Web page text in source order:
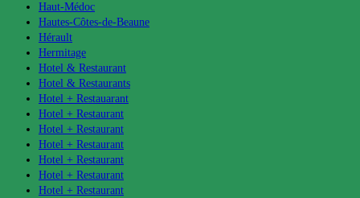
Haut-Médoc
Hautes-Côtes-de-Beaune
Hérault
Hermitage
Hotel & Restaurant
Hotel & Restaurants
Hotel + Restauarant
Hotel + Restaurant
Hotel + Restaurant
Hotel + Restaurant
Hotel + Restaurant
Hotel + Restaurant
Hotel + Restaurant